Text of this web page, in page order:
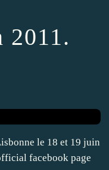
2011.
le 18 et 19 juin
facebook page